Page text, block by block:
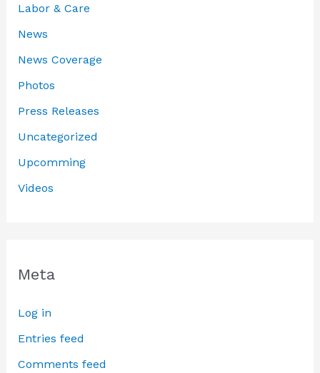
Labor & Care
News
News Coverage
Photos
Press Releases
Uncategorized
Upcomming
Videos
Meta
Log in
Entries feed
Comments feed